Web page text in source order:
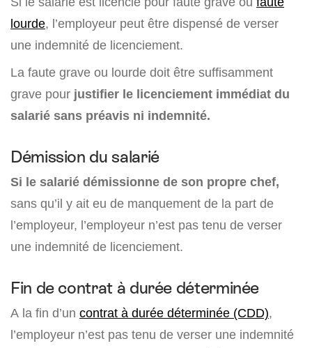
lourde, l’employeur peut être dispensé de verser
une indemnité de licenciement.
La faute grave ou lourde doit être suffisamment
grave pour justifier le licenciement immédiat du
salarié sans préavis ni indemnité.
Démission du salarié
Si le salarié démissionne de son propre chef,
sans qu’il y ait eu de manquement de la part de
l’employeur, l’employeur n’est pas tenu de verser
une indemnité de licenciement.
Fin de contrat à durée déterminée
A la fin d’un contrat à durée déterminée (CDD),
l’employeur n’est pas tenu de verser une indemnité